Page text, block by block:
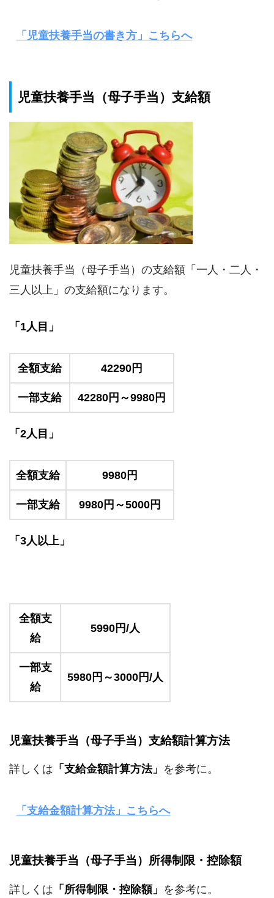
「児童扶養手当の書き方」こちらへ
児童扶養手当（母子手当）支給額
児童扶養手当（母子手当）の支給額「一人・二人・
三人以上」の支給額になります。
「1人目」
全額支給 42290円
一部支給 42280円～9980円
「2人目」
全額支給 9980円
一部支給 9980円～5000円
「3人以上」
全額支
給
5990円/人
一部支
給
5980円～3000円/人
児童扶養手当（母子手当）支給額計算方法
詳しくは 「支給金額計算方法」 を参考に。
「支給金額計算方法」こちらへ
児童扶養手当（母子手当）所得制限・控除額
詳しくは 「所得制限・控除額」 を参考に。